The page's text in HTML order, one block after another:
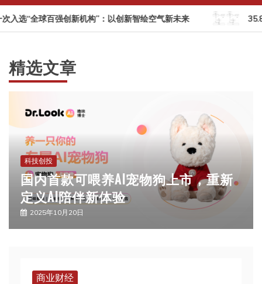
入选“全球百强创新机构”：以创新智绘空气新未来
精选文章
科技创投
国内首款可喂养AI宠物狗上市，重新
定义AI陪伴新体验
2025年10月20日
商业财经